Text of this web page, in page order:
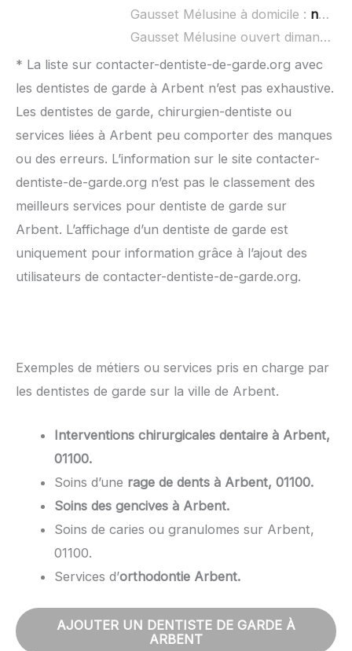
Gausset Mélusine à domicile : non renseigné
Gausset Mélusine ouvert dimanche :
* La liste sur contacter-dentiste-de-garde.org avec
les dentistes de garde à Arbent n’est pas exhaustive.
Les dentistes de garde, chirurgien-dentiste ou
services liées à Arbent peu comporter des manques
ou des erreurs. L’information sur le site contacter-
dentiste-de-garde.org n’est pas le classement des
meilleurs services pour dentiste de garde sur
Arbent. L’affichage d’un dentiste de garde est
uniquement pour information grâce à l’ajout des
utilisateurs de contacter-dentiste-de-garde.org.
Exemples de métiers ou services pris en charge par
les dentistes de garde sur la ville de Arbent.
Interventions chirurgicales dentaire à Arbent,
01100.
Soins d’une rage de dents à Arbent, 01100.
Soins des gencives à Arbent.
Soins de caries ou granulomes sur Arbent,
01100.
Services d’orthodontie Arbent.
AJOUTER UN DENTISTE DE GARDE À
ARBENT